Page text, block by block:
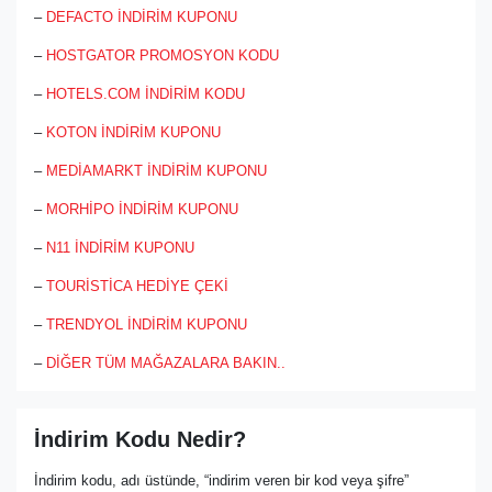
– DEFACTO İNDİRİM KUPONU
– HOSTGATOR PROMOSYON KODU
– HOTELS.COM İNDİRİM KODU
– KOTON İNDİRİM KUPONU
– MEDİAMARKT İNDİRİM KUPONU
– MORHİPO İNDİRİM KUPONU
– N11 İNDİRİM KUPONU
– TOURİSTİCA HEDİYE ÇEKİ
– TRENDYOL İNDİRİM KUPONU
– DİĞER TÜM MAĞAZALARA BAKIN..
İndirim Kodu Nedir?
İndirim kodu, adı üstünde, “indirim veren bir kod veya şifre”